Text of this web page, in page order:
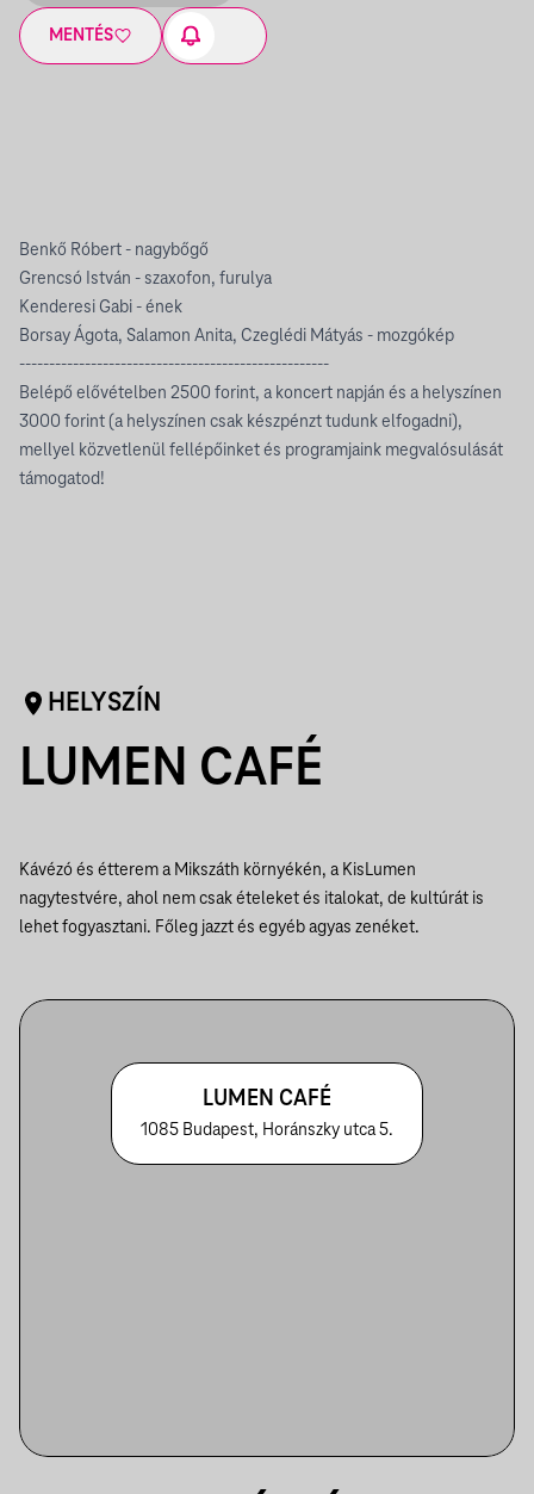
MENTÉS
Benkő Róbert - nagybőgő
Grencsó István - szaxofon, furulya
Kenderesi Gabi - ének
Borsay Ágota, Salamon Anita, Czeglédi Mátyás - mozgókép
----------------------------------------------------
Belépő elővételben 2500 forint, a koncert napján és a helyszínen
3000 forint (a helyszínen csak készpénzt tudunk elfogadni),
mellyel közvetlenül fellépőinket és programjaink megvalósulását
támogatod!
HELYSZÍN
LUMEN CAFÉ
Kávézó és étterem a Mikszáth környékén, a KisLumen
nagytestvére, ahol nem csak ételeket és italokat, de kultúrát is
lehet fogyasztani. Főleg jazzt és egyéb agyas zenéket.
LUMEN CAFÉ
1085 Budapest, Horánszky utca 5.